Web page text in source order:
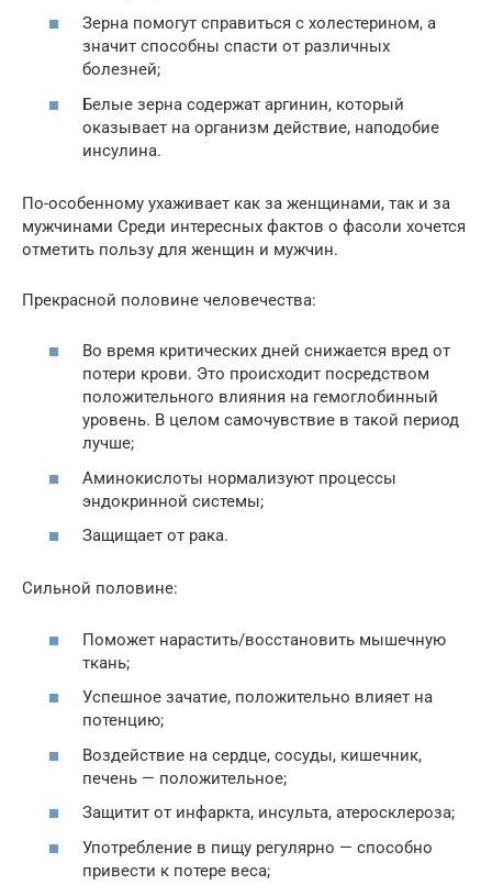
Зерна помогут справиться с холестерином, а
значит способны спасти от различных
болезней;
Белые зерна содержат аргинин, который
оказывает на организм действие, наподобие
инсулина.
По-особенному ухаживает как за женщинами, так и за
мужчинами Среди интересных фактов о фасоли хочется
отметить пользу для женщин и мужчин.
Прекрасной половине человечества:
Во время критических дней снижается вред от
потери крови. Это происходит посредством
положительного влияния на гемоглобинный
уровень. В целом самочувствие в такой период
лучше;
Аминокислоты нормализуют процессы
эндокринной системы;
Защищает от рака.
Сильной половине:
Поможет нарастить/восстановить мышечную
ткань;
Успешное зачатие, положительно влияет на
потенцию;
Воздействие на сердце, сосуды, кишечник,
печень — положительное;
Защитит от инфаркта, инсульта, атеросклероза;
Употребление в пищу регулярно — способно
привести к потере веса;